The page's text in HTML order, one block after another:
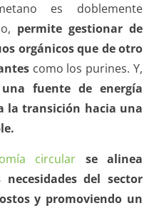
es doblemente
permite gestionar de
orgánicos que de otro
como los purines. Y,
fuente de energía
la transición hacia una
circular
se alinea
del sector
y promoviendo un